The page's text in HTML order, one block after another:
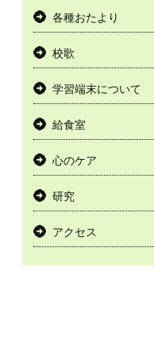
各種おたより
校歌
学習端末について
給食室
心のケア
研究
アクセス